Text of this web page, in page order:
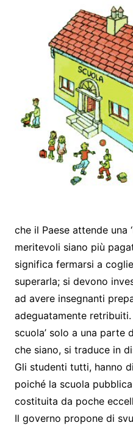
che il Paese attende una
meritevoli siano più
significa fermarsi a
superarla; si devono
ad avere insegnanti
adeguatamente retribuiti.
scuola’ solo a una
che siano, si traduce in
Gli studenti tutti, hanno
poiché la scuola
costituita da poche
Il governo propone di